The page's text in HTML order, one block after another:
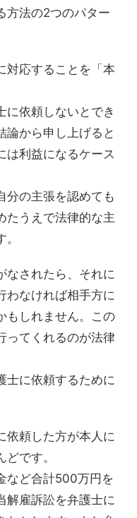
方法の2つのパター
対応することを「本
に依頼しないとでき
論から申し上げると
は利益になるケース
分の主張を認めても
たうえで法律的な主
なされたら、それに
わなければ相手方に
もしれません。この
ってくれるのが法律
士に依頼するために
依頼した方が本人に
です。
など合計500万円を
解雇訴訟を弁護士に